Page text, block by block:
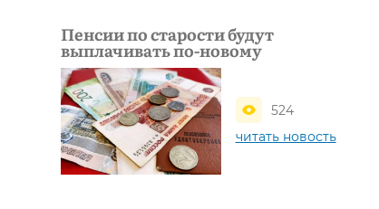
Пенсии по старости будут
выплачивать по-новому
524
читать новость